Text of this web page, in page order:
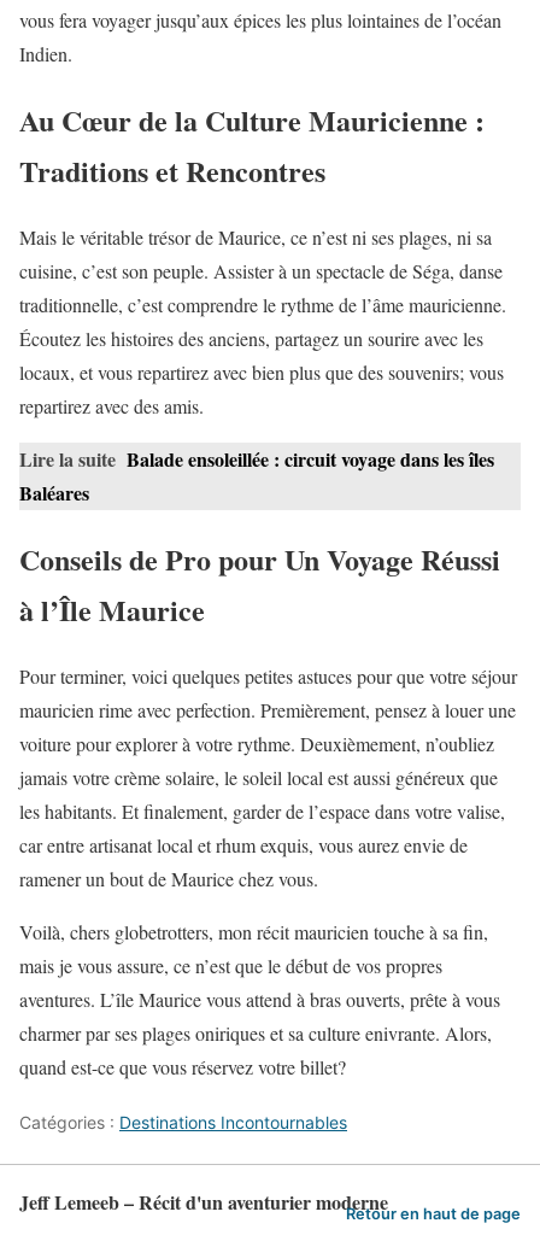
vous fera voyager jusqu’aux épices les plus lointaines de l’océan
Indien.
Au Cœur de la Culture Mauricienne :
Traditions et Rencontres
Mais le véritable trésor de Maurice, ce n’est ni ses plages, ni sa
cuisine, c’est son peuple. Assister à un spectacle de Séga, danse
traditionnelle, c’est comprendre le rythme de l’âme mauricienne.
Écoutez les histoires des anciens, partagez un sourire avec les
locaux, et vous repartirez avec bien plus que des souvenirs; vous
repartirez avec des amis.
Lire la suite Balade ensoleillée : circuit voyage dans les îles
Baléares
Conseils de Pro pour Un Voyage Réussi
à l’Île Maurice
Pour terminer, voici quelques petites astuces pour que votre séjour
mauricien rime avec perfection. Premièrement, pensez à louer une
voiture pour explorer à votre rythme. Deuxièmement, n’oubliez
jamais votre crème solaire, le soleil local est aussi généreux que
les habitants. Et finalement, garder de l’espace dans votre valise,
car entre artisanat local et rhum exquis, vous aurez envie de
ramener un bout de Maurice chez vous.
Voilà, chers globetrotters, mon récit mauricien touche à sa fin,
mais je vous assure, ce n’est que le début de vos propres
aventures. L’île Maurice vous attend à bras ouverts, prête à vous
charmer par ses plages oniriques et sa culture enivrante. Alors,
quand est-ce que vous réservez votre billet?
Catégories : Destinations Incontournables
Jeff Lemeeb – Récit d'un aventurier moderneRetour en haut de page